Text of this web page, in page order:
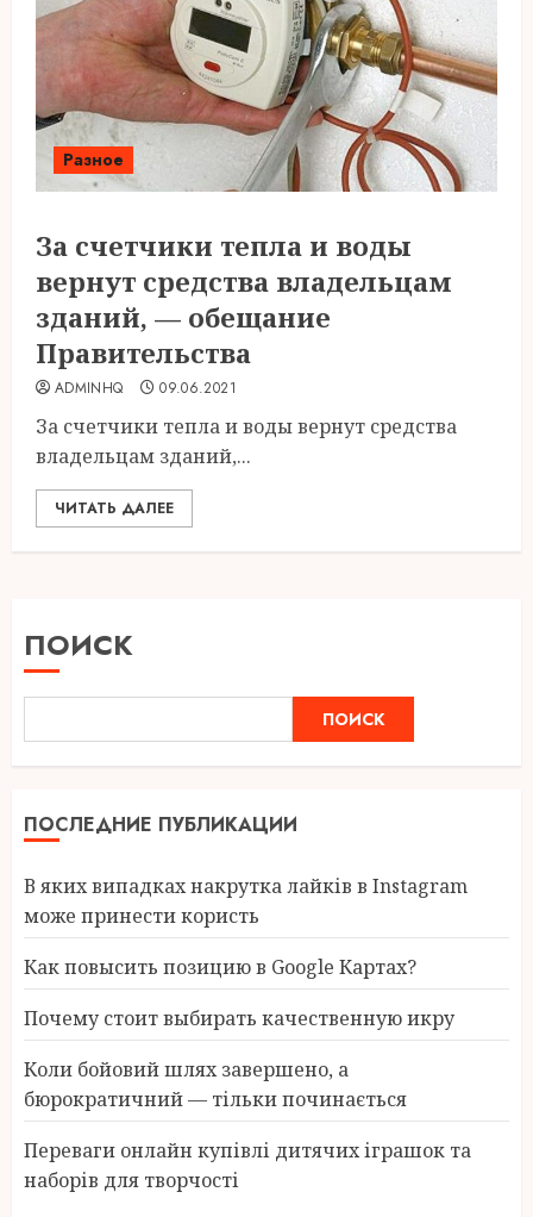
Разное
За счетчики тепла и воды
вернут средства владельцам
зданий, — обещание
Правительства
ADMINHQ 09.06.2021
За счетчики тепла и воды вернут средства
владельцам зданий,...
ЧИТАТЬ ДАЛЕЕ
ПОИСК
ПОИСК
ПОСЛЕДНИЕ ПУБЛИКАЦИИ
В яких випадках накрутка лайків в Instagram
може принести користь
Как повысить позицию в Google Картах?
Почему стоит выбирать качественную икру
Коли бойовий шлях завершено, а
бюрократичний — тільки починається
Переваги онлайн купівлі дитячих іграшок та
наборів для творчості